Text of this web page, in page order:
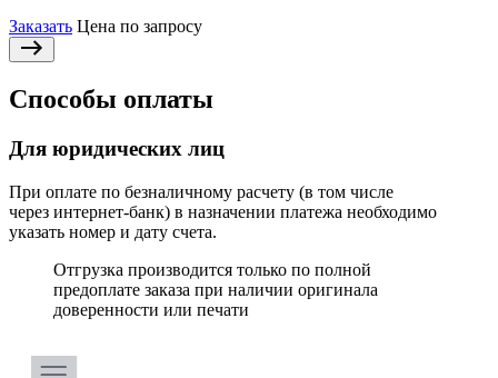
Заказать Цена по запросу
Способы оплаты
Для юридических лиц
При оплате по безналичному расчету (в том числе
через интернет-банк) в назначении платежа необходимо
указать номер и дату счета.
Отгрузка производится только по полной
предоплате заказа при наличии оригинала
доверенности или печати